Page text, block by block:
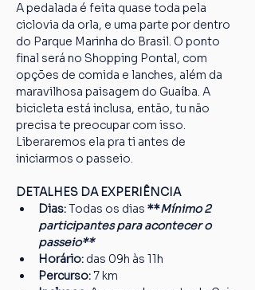
A pedalada é feita quase toda pela
ciclovia da orla, e uma parte por dentro
do Parque Marinha do Brasil. O ponto
final será no Shopping Pontal, com
opções de comida e lanches, além da
maravilhosa paisagem do Guaíba. A
bicicleta está inclusa, então, tu não
precisa te preocupar com isso.
Liberaremos ela pra ti antes de
iniciarmos o passeio.
DETALHES DA EXPERIÊNCIA
Dias: Todas os dias **Mínimo 2
participantes para acontecer o
passeio**
Horário: das 09h às 11h
Percurso: 7 km